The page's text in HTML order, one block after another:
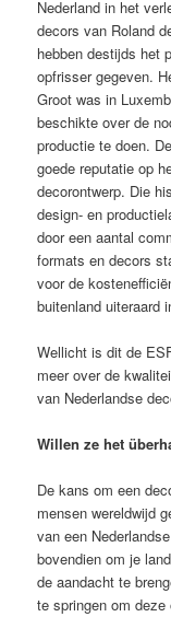
Nederland in het
decors van Roland
hebben destijds het
opfrisser gegeven.
Groot was in
beschikte over de
productie te doen.
goede reputatie op
decorontwerp. Die
design- en
door een aantal
formats en decors
voor de
buitenland uiteraard
Wellicht is dit de
meer over de
van Nederlandse
Willen ze het
De kans om een
mensen wereldwijd
van een
bovendien om je
de aandacht te
te springen om deze